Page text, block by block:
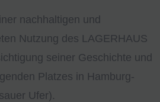
nachhaltigen und
Nutzung des LAGERHAUS
seiner Geschichte und
Platzes in Hamburg-
Ufer).